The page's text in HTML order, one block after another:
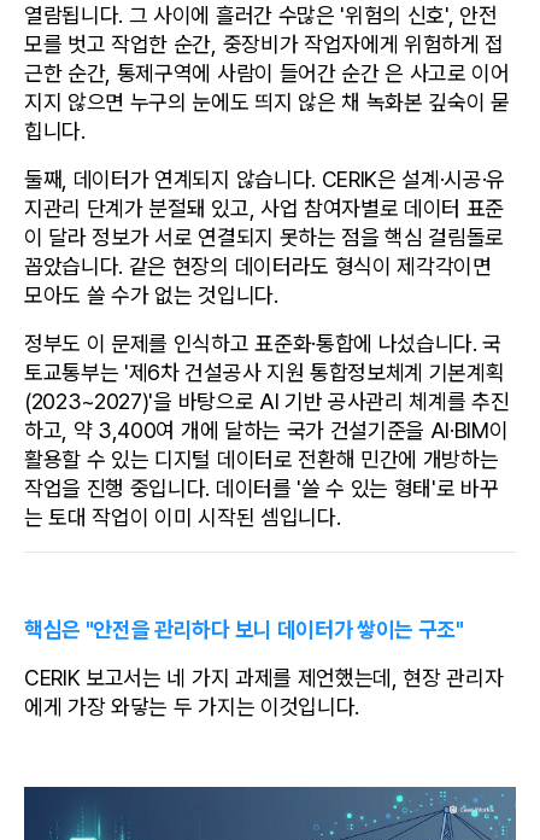
열람됩니다. 그 사이에 흘러간 수많은 '위험의 신호', 안전
모를 벗고 작업한 순간, 중장비가 작업자에게 위험하게 접
근한 순간, 통제구역에 사람이 들어간 순간 은 사고로 이어
지지 않으면 누구의 눈에도 띄지 않은 채 녹화본 깊숙이 묻
힙니다.
둘째, 데이터가 연계되지 않습니다. CERIK은 설계·시공·유
지관리 단계가 분절돼 있고, 사업 참여자별로 데이터 표준
이 달라 정보가 서로 연결되지 못하는 점을 핵심 걸림돌로
꼽았습니다. 같은 현장의 데이터라도 형식이 제각각이면
모아도 쓸 수가 없는 것입니다.
정부도 이 문제를 인식하고 표준화·통합에 나섰습니다. 국
토교통부는 '제6차 건설공사 지원 통합정보체계 기본계획
(2023~2027)'을 바탕으로 AI 기반 공사관리 체계를 추진
하고, 약 3,400여 개에 달하는 국가 건설기준을 AI·BIM이
활용할 수 있는 디지털 데이터로 전환해 민간에 개방하는
작업을 진행 중입니다. 데이터를 '쓸 수 있는 형태'로 바꾸
는 토대 작업이 이미 시작된 셈입니다.
핵심은 "안전을 관리하다 보니 데이터가 쌓이는 구조"
CERIK 보고서는 네 가지 과제를 제언했는데, 현장 관리자
에게 가장 와닿는 두 가지는 이것입니다.